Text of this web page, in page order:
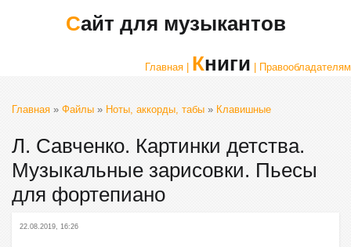
Сайт для музыкантов
Главная | Книги | Правообладателям
Главная » Файлы » Ноты, аккорды, табы » Клавишные
Л. Савченко. Картинки детства.
Музыкальные зарисовки. Пьесы
для фортепиано
22.08.2019, 16:26